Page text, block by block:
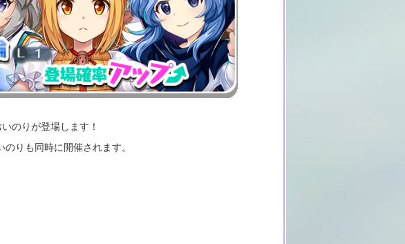
のりが登場します！
りも同時に開催されます。